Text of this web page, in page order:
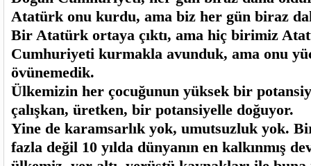
Atatürk onu kurdu, ama biz her gün biraz
Bir Atatürk ortaya çıktı, ama hiç birimiz
Cumhuriyeti kurmakla avunduk, ama onu
övünemedik.
Ülkemizin her çocuğunun yüksek bir
çalışkan, üretken, bir potansiyelle doğuyor.
Yine de karamsarlık yok, umutsuzluk yok.
fazla değil 10 yılda dünyanın en kalkınmış